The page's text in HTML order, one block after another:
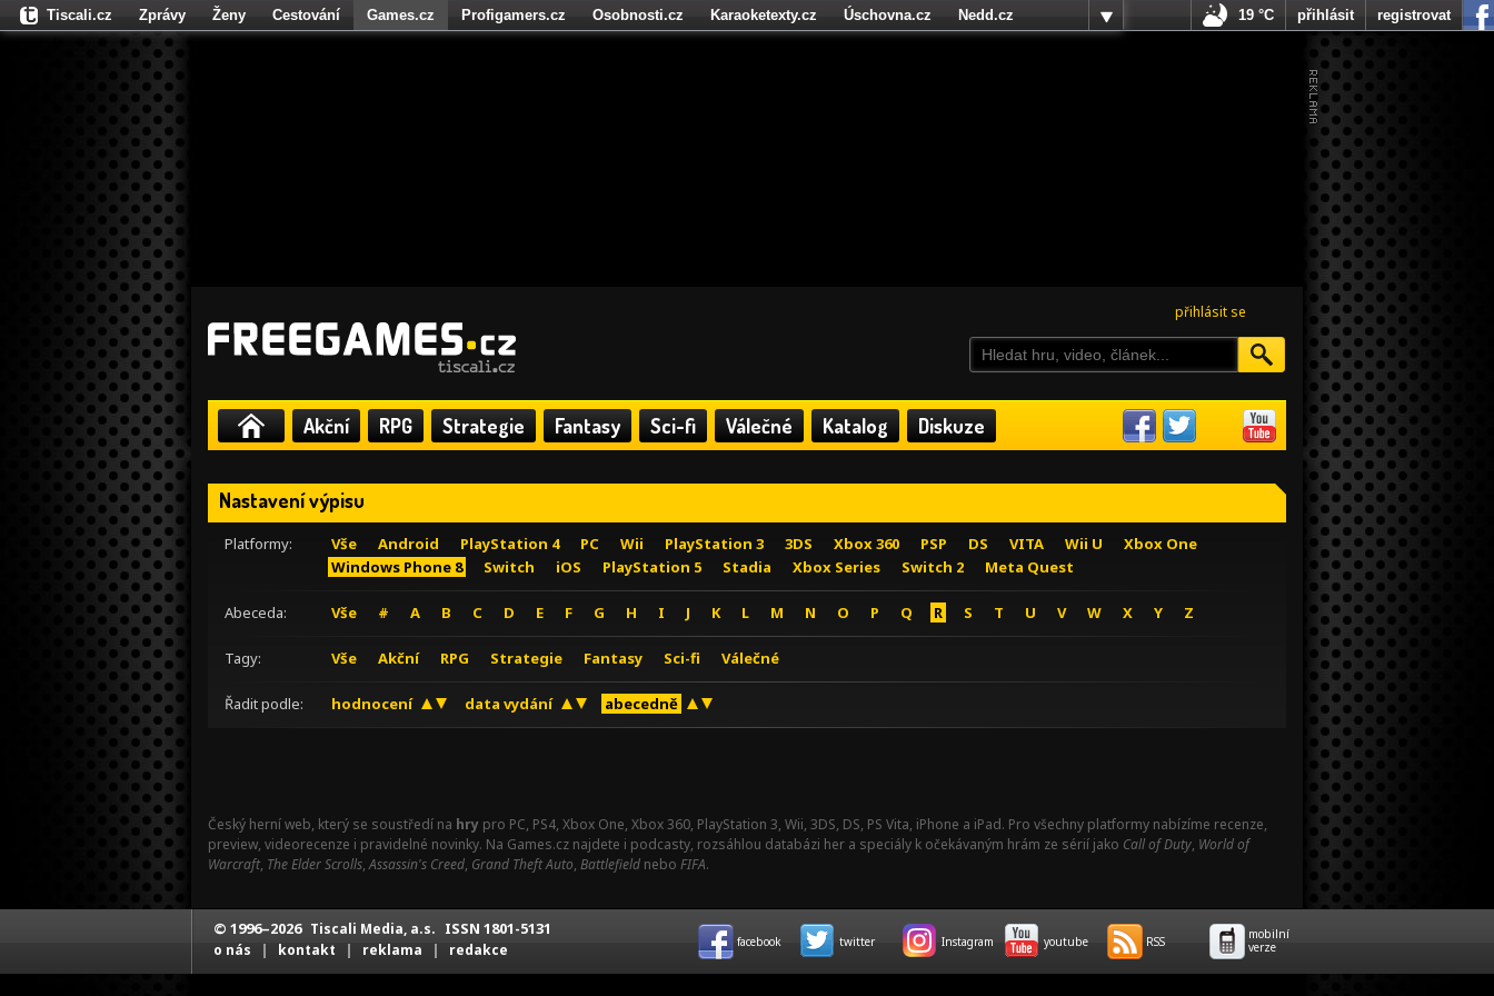
přihlásit se
Akční RPG Strategie Fantasy Sci-fi Válečné Katalog Diskuze
Nastavení výpisu
Platformy: Vše Android PlayStation 4 PC Wii PlayStation 3 3DS Xbox 360 PSP DS VITA Wii U
Xbox One
Windows Phone 8
Switch iOS PlayStation 5 Stadia Xbox Series Switch 2 Meta Quest
Abeceda: Vše # A B C D E F G H I J K L M N O P Q R S T U V W X Y Z
Tagy: Vše Akční RPG Strategie Fantasy Sci-fi Válečné
Řadit podle: hodnocení data vydání abecedně
Český herní web, který se soustředí na hry pro PC, PS4, Xbox One, Xbox 360, PlayStation 3, Wii, 3DS, DS, PS Vita, iPhone a iPad. Pro všechny platformy nabízíme recenze,
preview, videorecenze i pravidelné novinky. Na Games.cz najdete i podcasty, rozsáhlou databázi her a speciály k očekávaným hrám ze sérií jako Call of Duty, World of
Warcraft, The Elder Scrolls,Assassin's Creed, Grand Theft Auto, Battlefield nebo FIFA.
Tiscali.cz Zprávy Ženy Cestování Games.cz Profigamers.cz Osobnosti.cz Karaoketexty.cz Úschovna.cz
Nedd.cz
Fights.cz
19 °C přihlásit registrovat
© 1996–2026 Tiscali Media, a.s. ISSN 1801-5131
o nás | kontakt | reklama | redakce facebook twitter Instagram youtube RSS
mobilní
verze